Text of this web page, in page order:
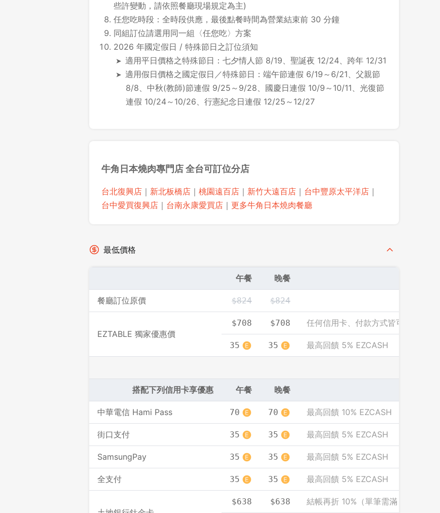
些許變動，請依照餐廳現場規定為主)
任您吃時段：全時段供應，最後點餐時間為營業結束前 30 分鐘
同組訂位請選用同一組〈任您吃〉方案
2026 年國定假日 / 特殊節日之訂位須知
適用平日價格之特殊節日：七夕情人節 8/19、聖誕夜 12/24、跨年 12/31
適用假日價格之國定假日／特殊節日：端午節連假 6/19～6/21、父親節
8/8、中秋(教師)節連假 9/25～9/28、國慶日連假 10/9～10/11、光復節
連假 10/24～10/26、行憲紀念日連假 12/25～12/27
牛角日本燒肉專門店 全台可訂位分店
台北復興店 ｜ 新北板橋店 ｜ 桃園遠百店 ｜ 新竹大遠百店 ｜ 台中豐原太平洋店 ｜
台中愛買復興店 ｜ 台南永康愛買店 ｜ 更多牛角日本燒肉餐廳
最低價格
午餐 晚餐
餐廳訂位原價 $824 $824
EZTABLE 獨家優惠價
$708 $708 任何信用卡、付款方式皆可享此優惠價
35 35 最高回饋 5% EZCASH
搭配下列信用卡享優惠 午餐 晚餐
中華電信 Hami Pass 70 70 最高回饋 10% EZCASH
街口支付 35 35 最高回饋 5% EZCASH
SamsungPay 35 35 最高回饋 5% EZCASH
全支付 35 35 最高回饋 5% EZCASH
$638 $638 結帳再折 10%（單筆需滿 2000）
登出
確定要登出嗎？